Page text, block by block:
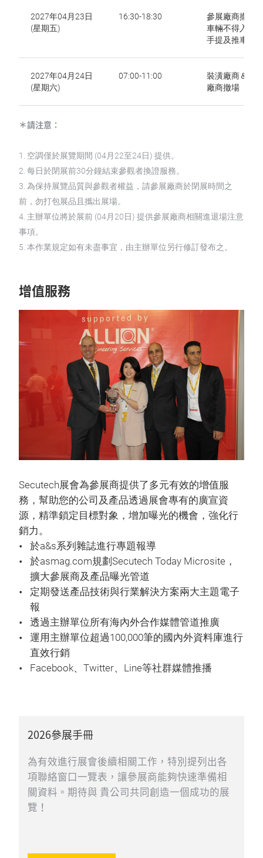
2027年04月23日
(星期五)
16:30-18:30
參展廠商撤場
車輛不得入場 (
手提及推車為
2027年04月24日
(星期六)
07:00-11:00
裝潢廠商＆參
廠商撤場
＊請注意：
1. 空調僅於展覽期間 (04月22至24日) 提供。
2. 每日於閉展前30分鐘結束參觀者換證服務。
3. 為保持展覽品質與參觀者權益，請參展廠商於閉展時間之
前，勿打包展品且攜出展場。
4. 主辦單位將於展前 (04月20日) 提供參展廠商相關進退場注意
事項。
5. 本作業規定如有未盡事宜，由主辦單位另行修訂發布之。
增值服務
Secutech展會為參展商提供了多元有效的增值服
務，幫助您的公司及產品透過展會專有的廣宣資
源，精準鎖定目標對象，增加曝光的機會，強化行
銷力。
於a&s系列雜誌進行專題報導
於asmag.com規劃Secutech Today Microsite，
擴大參展商及產品曝光管道
定期發送產品技術與行業解決方案兩大主題電子
報
透過主辦單位所有海內外合作媒體管道推廣
運用主辦單位超過100,000筆的國內外資料庫進行
直效行銷
Facebook、Twitter、Line等社群媒體推播
2026參展手冊
為有效進行展會後續相關工作，特別提列出各
項聯絡窗口一覽表，讓參展商能夠快速準備相
關資料。期待與 貴公司共同創造一個成功的展
覽！